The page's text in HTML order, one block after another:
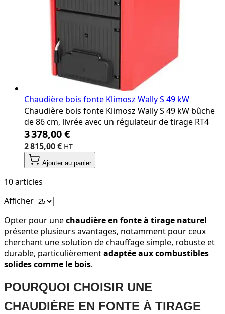
Chaudière bois fonte Klimosz Wally S 49 kW
Chaudière bois fonte Klimosz Wally S 49 kW bûche
de 86 cm, livrée avec un régulateur de tirage RT4
3 378,00 €
2 815,00 €
Ajouter au panier
10articles
Afficher
Opter pour unechaudière en fonte à tirage naturel
présente plusieurs avantages, notamment pour ceux
cherchant une solution de chauffage simple, robuste et
durable, particulièrementadaptée auxcombustibles
solides comme le bois.
POURQUOI CHOISIR UNE
CHAUDIÈRE EN FONTE À TIRAGE